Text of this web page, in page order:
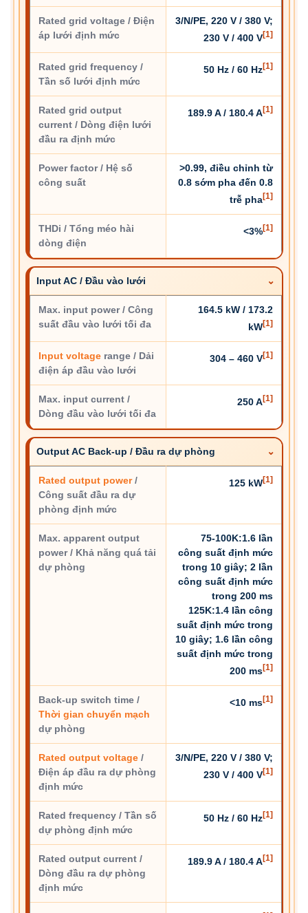
Rated grid voltage / Điện
áp lưới định mức
3/N/PE, 220 V / 380 V;
230 V / 400 V[1]
Rated grid frequency /
Tần số lưới định mức
50 Hz / 60 Hz[1]
Rated grid output
current / Dòng điện lưới
đầu ra định mức
189.9 A / 180.4 A[1]
Power factor / Hệ số
công suất
>0.99, điều chỉnh từ
0.8 sớm pha đến 0.8
trễ pha[1]
THDi / Tổng méo hài
dòng điện
<3%[1]
Input AC / Đầu vào lưới
Max. input power / Công
suất đầu vào lưới tối đa
164.5 kW / 173.2
kW[1]
Input voltagerange / Dải
điện áp đầu vào lưới
304 – 460 V[1]
Max. input current /
Dòng đầu vào lưới tối đa
250 A[1]
Output AC Back-up / Đầu ra dự phòng
Rated output power/
Công suất đầu ra dự
phòng định mức
125 kW[1]
Max. apparent output
power / Khả năng quá tải
dự phòng
75-100K:1.6 lần
công suất định mức
trong 10 giây; 2 lần
công suất định mức
trong 200 ms
125K:1.4 lần công
suất định mức trong
10 giây; 1.6 lần công
suất định mức trong
200 ms[1]
Back-up switch time /
Thời gian chuyển mạch
dự phòng
<10 ms[1]
Rated output voltage/
Điện áp đầu ra dự phòng
định mức
3/N/PE, 220 V / 380 V;
230 V / 400 V[1]
Rated frequency / Tần số
dự phòng định mức
50 Hz / 60 Hz[1]
Rated output current /
Dòng đầu ra dự phòng
định mức
189.9 A / 180.4 A[1]